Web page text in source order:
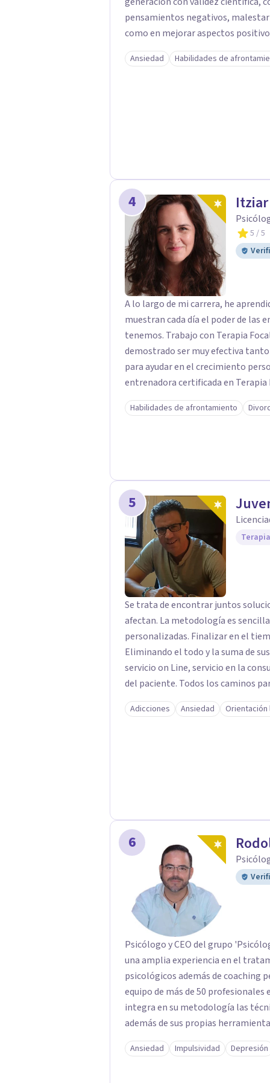
pensamientos negativos,
como en mejorar aspectos
objetivos son los míos y juntos los alcanzaremos!.
consigas el bienestar y equilibrio
Ansiedad Habilidades de
4
5 / 5
A lo largo de mi carrera, he
muestran cada día el poder de las
tenemos. Trabajo con Terapia
demostrado ser muy efectiva
para ayudar en el crecimiento personal
entrenadora certificada en Terapia
además de supervisora y
significativa en las relaciones, con
complementado mi formación
otro en Psicodrama,
nuestras relaciones. Mi objetivo es ofrecerte un espacio de confianza donde
podamos trabajar en mejorar tu
para acompañarte en ese proceso.
Habilidades de afrontamiento
5
Se trata de encontrar juntos
afectan. La metodología es sencilla, directa y clara. La búsqueda de opciones
personalizadas. Finalizar en el
Eliminando el todo y la suma de sus partes. Para ello, la formula
servicio on Line, servicio en la
del paciente. Todos los caminos
tiempo posible el estado de
momento. Solo debes decidir y actuar para cambiar el ritmo de tu vida. Ese es el
datáfono. Por transferencia
Adicciones Ansiedad Orientación
6
Psicólogo y CEO del grupo
una amplia experiencia en el
psicológicos además de coaching personal. El abordaje
equipo de más de 50
integra en su metodología las
además de sus propias
de profesionales único en su
importancia de trabajar no solo el
Ansiedad Impulsividad Depresión